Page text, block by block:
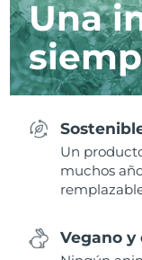
Una
Un
muchos
Vegano